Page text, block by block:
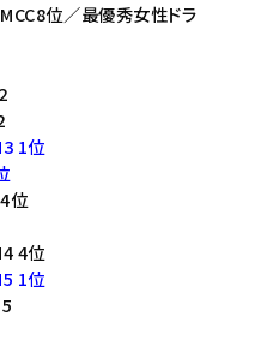
位／最優秀女性ドラ
1位
位
4位
1位